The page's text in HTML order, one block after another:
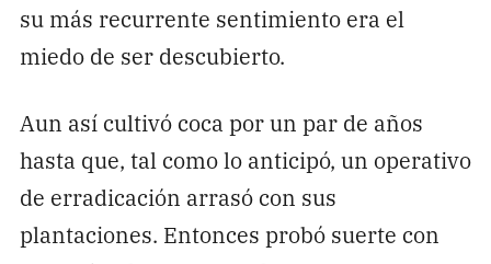
su más recurrente sentimiento era el
miedo de ser descubierto.
Aun así cultivó coca por un par de años
hasta que, tal como lo anticipó, un operativo
de erradicación arrasó con sus
plantaciones. Entonces probó suerte con